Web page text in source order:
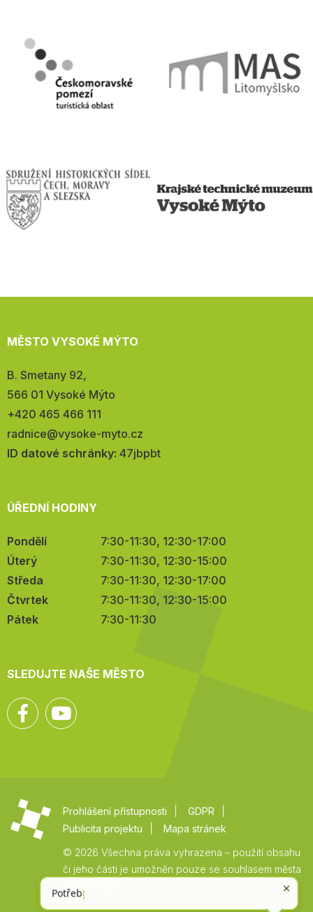
MĚSTO VYSOKÉ MÝTO
Adresa:
B. Smetany 92,
566 01 Vysoké Mýto
Telefon:
+420 465 466 111
E-
mail:
radnice@vysoke-myto.cz
ID datové schránky: 47jbpbt
ÚŘEDNÍ HODINY
Pondělí
7:30-11:30, 12:30-17:00
Úterý
7:30-11:30, 12:30-15:00
Středa
7:30-11:30, 12:30-17:00
Čtvrtek
7:30-11:30, 12:30-15:00
Pátek
7:30-11:30
SLEDUJTE NAŠE MĚSTO
Facebook
Prohlášení přístupnosti
GDPR
Publicita projektu
Mapa stránek
© 2026 Všechna práva vyhrazena – použití obsahu
či jeho části je umožněn pouze se souhlasem města
Vysoké Mýto.